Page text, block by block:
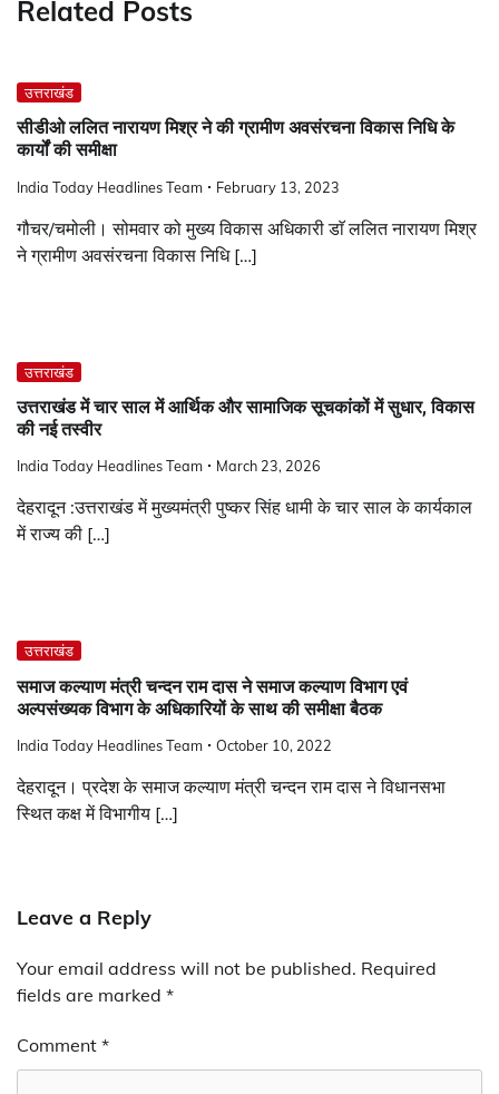
Related Posts
उत्तराखंड
सीडीओ ललित नारायण मिश्र ने की ग्रामीण अवसंरचना विकास निधि के
कार्यों की समीक्षा
India Today Headlines Team February 13, 2023
गौचर/चमोली। सोमवार को मुख्य विकास अधिकारी डाॅ ललित नारायण मिश्र
ने ग्रामीण अवसंरचना विकास निधि […]
उत्तराखंड
उत्तराखंड में चार साल में आर्थिक और सामाजिक सूचकांकों में सुधार, विकास
की नई तस्वीर
India Today Headlines Team March 23, 2026
देहरादून :उत्तराखंड में मुख्यमंत्री पुष्कर सिंह धामी के चार साल के कार्यकाल
में राज्य की […]
उत्तराखंड
समाज कल्याण मंत्री चन्दन राम दास ने समाज कल्याण विभाग एवं
अल्पसंख्यक विभाग के अधिकारियों के साथ की समीक्षा बैठक
India Today Headlines Team October 10, 2022
देहरादून। प्रदेश के समाज कल्याण मंत्री चन्दन राम दास ने विधानसभा
स्थित कक्ष में विभागीय […]
Leave a Reply
Your email address will not be published. Required
fields are marked *
Comment *